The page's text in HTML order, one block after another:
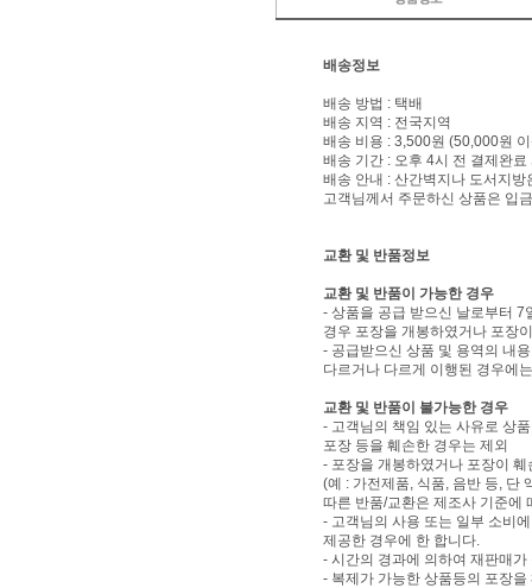
배송정보
배송 방법 : 택배
배송 지역 : 전국지역
배송 비용 : 3,500원 (50,000원
배송 기간 : 오후 4시 전 결제완료
배송 안내 : 산간벽지나 도서지
고객님께서 주문하신 상품은 입
교환 및 반품정보
교환 및 반품이 가능한 경우
- 상품을 공급 받으신 날로부터 7
경우 포장을 개봉하였거나 포장
- 공급받으신 상품 및 용역의 내
다르거나 다르게 이행된 경우에
교환 및 반품이 불가능한 경우
- 고객님의 책임 있는 사유로 상
포장 등을 훼손한 경우는 제외
- 포장을 개봉하였거나 포장이
(예 : 가전제품, 식품, 음반 등, 단
따른 반품/교환은 제조사 기준에
- 고객님의 사용 또는 일부 소비
제공한 경우에 한 합니다.
- 시간의 경과에 의하여 재판매
- 복제가 가능한 상품등의 포장을